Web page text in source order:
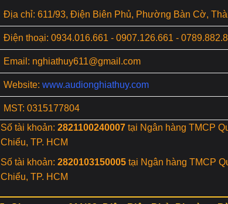
Địa chỉ: 611/93, Điện Biên Phủ, Phường Bàn Cờ,
Điện thoại: 0934.016.661 - 0907.126.661 -
Email: nghiathuy611@gmail.com
Website: www.audionghiathuy.com
MST: 0315177804
Số tài khoản: 2821100240007 tại Ngân hàng TMCP
Chiểu, TP. HCM
Số tài khoản: 2820103150005 tại Ngân hàng TMCP
Chiểu, TP. HCM